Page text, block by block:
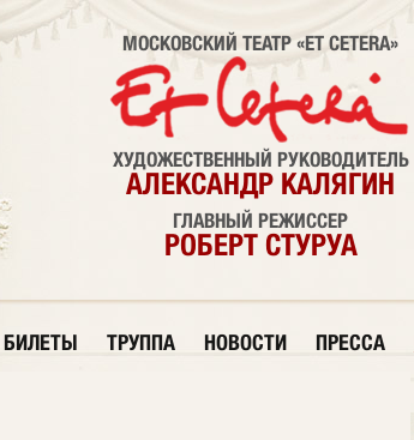
МОСКОВСКИЙ ТЕАТР «ET CETERA»
ХУДОЖЕСТВЕННЫЙ РУКОВОДИТЕЛЬ
АЛЕКСАНДР КАЛЯГИН
ГЛАВНЫЙ РЕЖИССЕР
РОБЕРТ СТУРУА
БИЛЕТЫ ТРУППА НОВОСТИ ПРЕССА